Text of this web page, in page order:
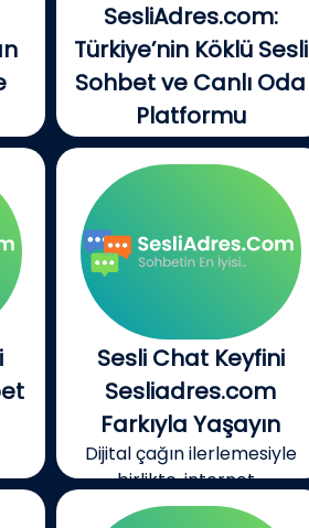
SesliAdres.com:
Türkiye’nin Köklü Sesli
Sohbet ve Canlı Oda
Platformu
SesliAdres.com, 2001
yılından bu yana...
Sesli Chat Keyfini
Sesliadres.com
Farkıyla Yaşayın
Dijital çağın ilerlemesiyle
birlikte, internet...